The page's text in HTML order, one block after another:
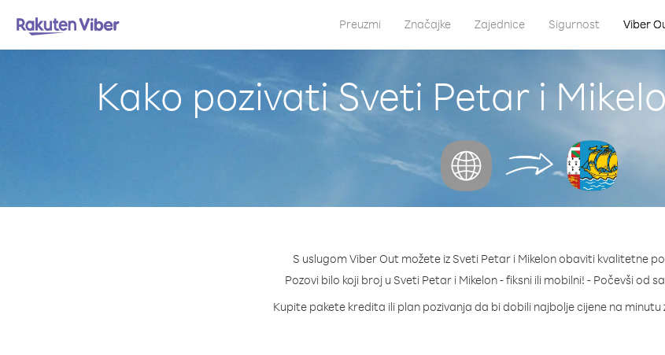
Preuzmi Značajke Zajednice Sigurnost Viber
Kako pozivati Sveti Petar i
S uslugom Viber Out možete iz Sveti Petar i Mikelon obaviti kvalitetne
Pozovi bilo koji broj u Sveti Petar i Mikelon - fiksni ili mobilni! - Počevši od
Kupite pakete kredita ili plan pozivanja da bi dobili najbolje cijene na minutu